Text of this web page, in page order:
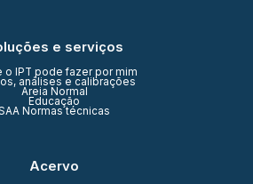
e serviços
o IPT pode fazer por mim
análises e calibrações
Areia Normal
Educação
Normas técnicas
Acervo